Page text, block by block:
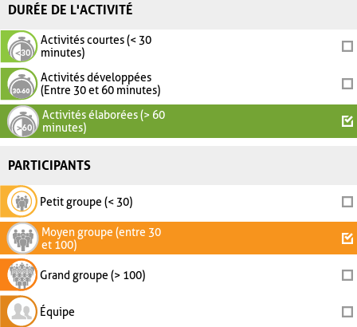
DURÉE DE L'ACTIVITÉ
Activités courtes (< 30
minutes)
Activités développées
(Entre 30 et 60 minutes)
Activités élaborées (> 60
minutes)
PARTICIPANTS
Petit groupe (< 30)
Moyen groupe (entre 30
et 100)
Grand groupe (> 100)
Équipe